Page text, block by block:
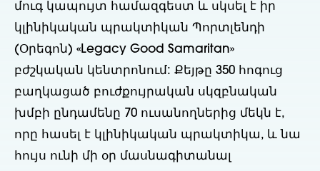
մուգ կապույտ համազգեստ և սկսել է իր
կլինիկական պրակտիկան Պորտլենդի
(Օրեգոն) «Legacy Good Samaritan»
բժշկական կենտրոնում: Քեյթը 350 հոգուց
բաղկացած բուժքույրական սկզբնական
խմբի ընդամենը 70 ուսանողներից մեկն է,
որը հասել է կլինիկական պրակտիկա, և նա
հույս ունի մի օր մասնագիտանալ